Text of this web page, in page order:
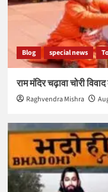
Blog special news
राम मंदिर चढ़ावा चोरी
Raghvendra Mishra